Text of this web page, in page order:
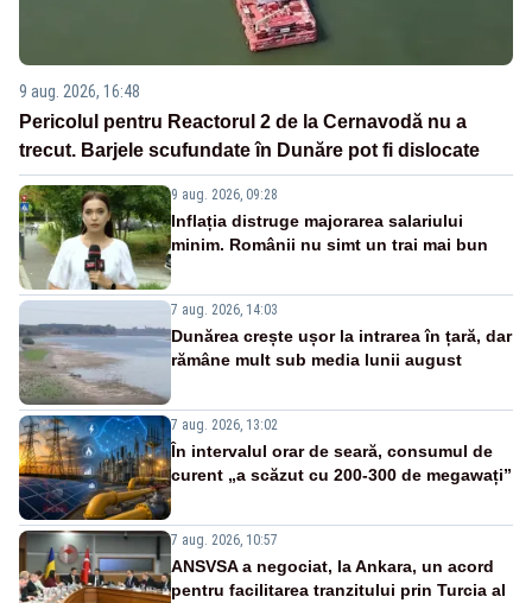
9 aug. 2026, 16:48
Pericolul pentru Reactorul 2 de la Cernavodă nu a
trecut. Barjele scufundate în Dunăre pot fi dislocate
9 aug. 2026, 09:28
Inflația distruge majorarea salariului
minim. Românii nu simt un trai mai bun
7 aug. 2026, 14:03
Dunărea crește ușor la intrarea în țară, dar
rămâne mult sub media lunii august
7 aug. 2026, 13:02
În intervalul orar de seară, consumul de
curent „a scăzut cu 200-300 de megawați”
7 aug. 2026, 10:57
ANSVSA a negociat, la Ankara, un acord
pentru facilitarea tranzitului prin Turcia al